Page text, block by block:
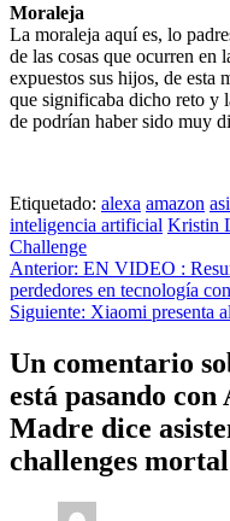
Moraleja
La moraleja aquí es, lo
de las cosas que ocurren en
expuestos sus hijos, de esta
que significaba dicho reto y
de podrían haber sido muy
Etiquetado: alexa amazon
inteligencia artificial Kristin
Challenge
Navegación
de
Anterior: EN VIDEO :
perdedores en tecnología
Siguiente: Xiaomi presenta
Un comentario
está pasando
Madre dice
challenges